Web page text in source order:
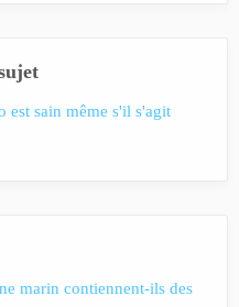
est sain même s'il s'agit
marin contiennent-ils des